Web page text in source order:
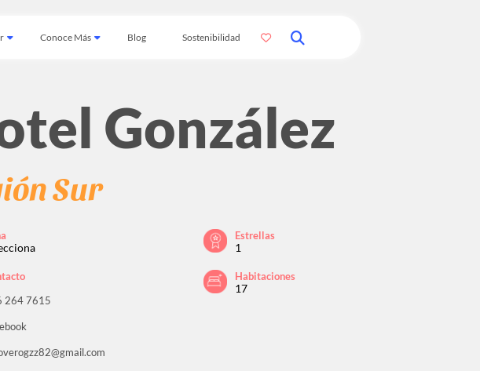
Conoce Más Blog Sostenibilidad
González
Sur
Estrellas
1
264 7615
Habitaciones
17